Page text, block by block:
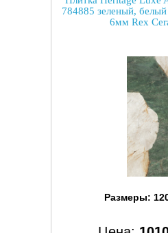
784885 зеленый,
6мм Rex
Размеры: